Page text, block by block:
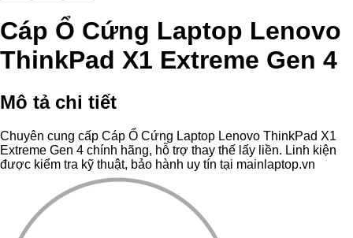
Cáp Ổ Cứng Laptop Lenovo
ThinkPad X1 Extreme Gen 4
Mô tả chi tiết
Chuyên cung cấp Cáp Ổ Cứng Laptop Lenovo ThinkPad X1
Extreme Gen 4 chính hãng, hỗ trợ thay thế lấy liền. Linh kiện
được kiểm tra kỹ thuật, bảo hành uy tín tại mainlaptop.vn